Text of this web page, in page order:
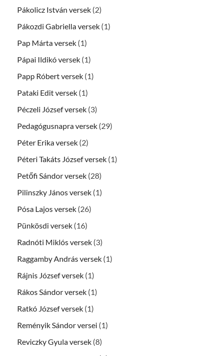
Pákolicz István versek (2)
Pákozdi Gabriella versek (1)
Pap Márta versek (1)
Pápai Ildikó versek (1)
Papp Róbert versek (1)
Pataki Edit versek (1)
Péczeli József versek (3)
Pedagógusnapra versek (29)
Péter Erika versek (2)
Péteri Takáts József versek (1)
Petőfi Sándor versek (28)
Pilinszky János versek (1)
Pósa Lajos versek (26)
Pünkösdi versek (16)
Radnóti Miklós versek (3)
Raggamby András versek (1)
Rájnis József versek (1)
Rákos Sándor versek (1)
Ratkó József versek (1)
Reményik Sándor versei (1)
Reviczky Gyula versek (8)